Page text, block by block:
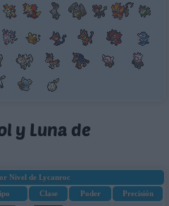
y Luna de
Nivel de Lycanroc
Clase Poder Precisión